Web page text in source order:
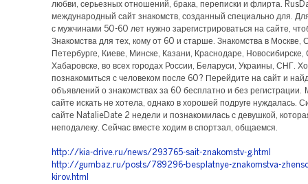
любви, серьезных отношений, брака, переписки и флирта.
международный сайт знакомств, созданный специально для.
с мужчинами 50-60 лет нужно зарегистрироваться на сайте,
Знакомства для тех, кому от 60 и старше. Знакомства в Москве,
Петербурге, Киеве, Минске, Казани, Краснодаре,
Хабаровске, во всех городах России, Беларуси, Украины, СНГ.
познакомиться с человеком после 60? Перейдите на сайт и
объявлений о знакомствах за 60 бесплатно и без регистрации.
сайте искать не хотела, однако в хорошей подруге нуждалась.
сайте NatalieDate 2 недели и познакомилась с девушкой,
неподалеку. Сейчас вместе ходим в спортзал, общаемся.
http://kia-drive.ru/news/293765-sait-znakomstv-g.html
http://gumbaz.ru/posts/789296-besplatnye-znakomstva-
kirov.html